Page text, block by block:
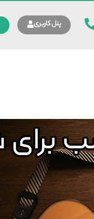
پنل کاربری